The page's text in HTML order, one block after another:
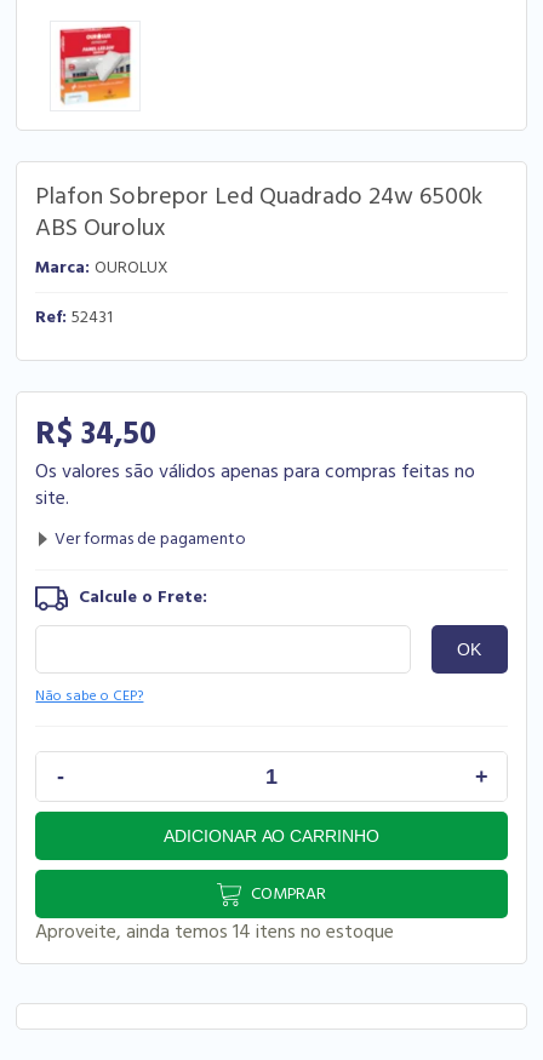
Plafon Sobrepor Led Quadrado 24w 6500k
ABS Ourolux
Marca:OUROLUX
Ref:52431
R$ 34,50
Os valores são válidos apenas para compras feitas no
site.
Não sabe o CEP?
COMPRAR
Aproveite, ainda temos 14 itens no estoque